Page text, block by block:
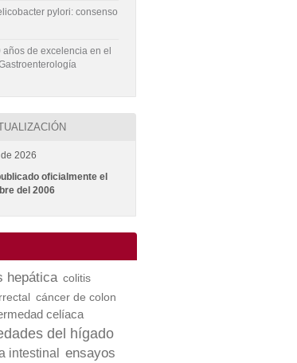
pylori: consenso
años de excelencia en el
2026
oficialmente el
del 2006
hepática colitis
cáncer de colon
celíaca
del hígado
intestinal
ensayos